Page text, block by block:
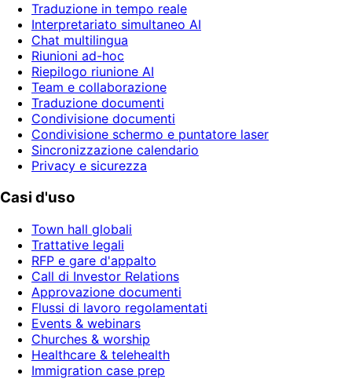
Traduzione in tempo reale
Interpretariato simultaneo AI
Chat multilingua
Riunioni ad-hoc
Riepilogo riunione AI
Team e collaborazione
Traduzione documenti
Condivisione documenti
Condivisione schermo e puntatore laser
Sincronizzazione calendario
Privacy e sicurezza
Casi d'uso
Town hall globali
Trattative legali
RFP e gare d'appalto
Call di Investor Relations
Approvazione documenti
Flussi di lavoro regolamentati
Events & webinars
Churches & worship
Healthcare & telehealth
Immigration case prep